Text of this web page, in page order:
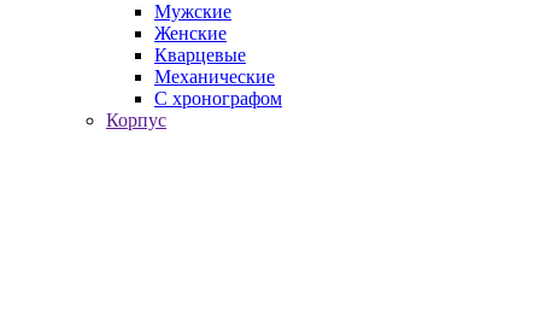
Мужские
Женские
Кварцевые
Механические
С хронографом
Корпус